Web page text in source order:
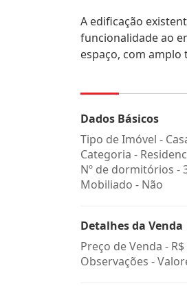
A edificação
funcionalidade ao
espaço, com
Dados Básicos
Tipo de Imóvel -
Categoria -
Nº de dormitórios -
Mobiliado - Não
Detalhes da Venda
Preço de Venda -
Observações -